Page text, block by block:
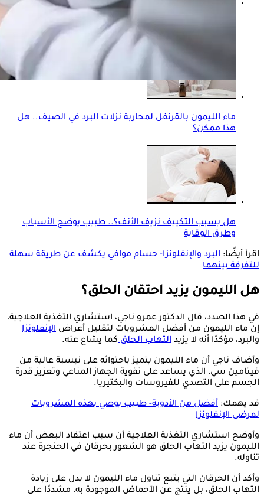
هل التعرق من علامات الشفاء من الإنفلونزا؟- إليك الحقيقة
ماء الليمون بالقرنفل لمحاربة نزلات البرد في الصيف.. هل
هذا ممكن؟
هل يسبب التكييف نزيف الأنف؟.. طبيب يوضح الأسباب
وطرق الوقاية
اقرأ أيضًا:البرد والإنفلونزا- حسام موافي يكشف عن طريقة سهلة
للتفرقة بينهما
هل الليمون يزيد احتقان الحلق؟
في هذا الصدد، قال الدكتور عمرو ناجي، استشاري التغذية العلاجية،
إن ماء الليمون من أفضل المشروبات لتقليل أعراض الإنفلونزا
والبرد، مؤكدًا أنه لا يزيد التهاب الحلقكما يشاع عنه.
وأضاف ناجي أن ماء الليمون يتميز باحتوائه على نبسبة عالية من
فيتامين سي، الذي يساعد على تقوية الجهاز المناعي وتعزيز قدرة
الجسم على التصدي للفيروسات والبكتيريا.
قد يهمك: أفضل من الأدوية- طبيب يوصي بهذه المشروبات
لمرضى الإنفلونزا
وأوضح استشاري التغذية العلاجية أن سبب اعتقاد البعض أن ماء
الليمون يزيد التهاب الحلق هو الشعور بحرقان في الحنجرة عند
تناوله.
وأكد أن الحرقان التي يتبع تناول ماء الليمون لا يدل على زيادة
التهاب الحلق، بل ينتج عن الأحماض الموجودة به، مشددًا على